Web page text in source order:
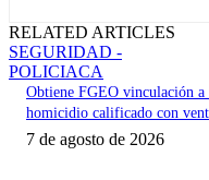
RELATED ARTICLES
SEGURIDAD -
POLICIACA
Obtiene FGEO vinculación a
homicidio calificado con
7 de agosto de 2026